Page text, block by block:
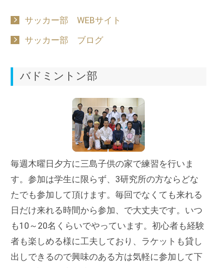
サッカー部 WEBサイト
サッカー部 ブログ
バドミントン部
毎週木曜日夕方に三島子供の家で練習を行いま
す。参加は学生に限らず、3研究所の方ならどな
たでも参加して頂けます。毎回でなくても来れる
日だけ来れる時間から参加、で大丈夫です。いつ
も10～20名くらいでやっています。初心者も経験
者も楽しめる様に工夫しており、ラケットも貸し
出しできるので興味のある方は気軽に参加して下